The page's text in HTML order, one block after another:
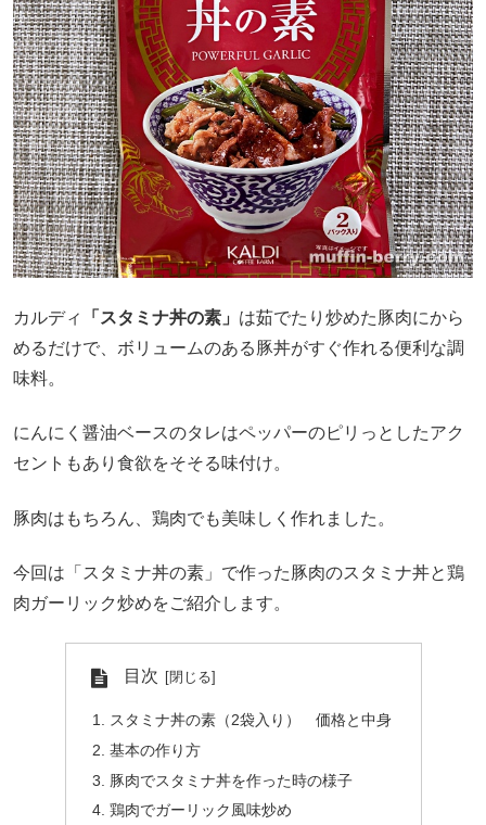
カルディ 「スタミナ丼の素」 は茹でたり炒めた豚肉にから
めるだけで、ボリュームのある豚丼がすぐ作れる便利な調
味料。
にんにく醤油ベースのタレはペッパーのピリっとしたアク
セントもあり食欲をそそる味付け。
豚肉はもちろん、鶏肉でも美味しく作れました。
今回は「スタミナ丼の素」で作った豚肉のスタミナ丼と鶏
肉ガーリック炒めをご紹介します。
目次
スタミナ丼の素（2袋入り） 価格と中身
基本の作り方
豚肉でスタミナ丼を作った時の様子
鶏肉でガーリック風味炒め